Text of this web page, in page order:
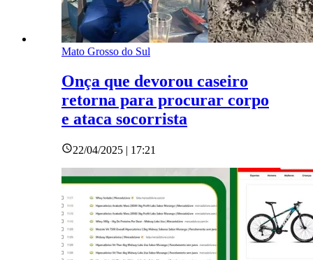
Mato Grosso do Sul
Onça que devorou caseiro
retorna para procurar corpo
e ataca socorrista
22/04/2025 | 17:21